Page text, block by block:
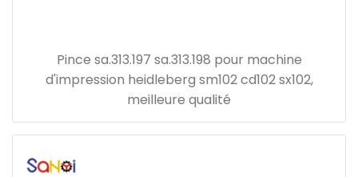
Pince sa.313.197 sa.313.198 pour machine
d'impression heidleberg sm102 cd102 sx102,
meilleure qualité